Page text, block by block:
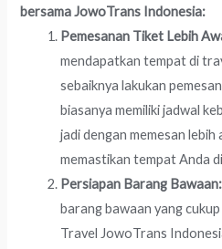
bersama JowoTrans Indonesia:
Pemesanan Tiket Lebih
mendapatkan tempat di
sebaiknya lakukan
biasanya memiliki jadwal
jadi dengan memesan lebih
memastikan tempat Anda
Persiapan Barang Bawaan:
barang bawaan yang
Travel JowoTrans